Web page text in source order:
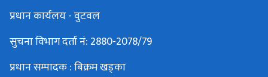
प्रधान कार्यलय - वुटवल
सुचना विभाग दर्ता नं: 2880-2078/79
प्रधान सम्पादक : बिक्रम खड्का